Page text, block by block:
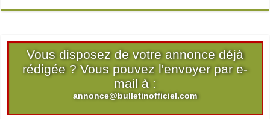
Vous disposez de votre annonce déjà
rédigée ? Vous pouvez l'envoyer par e-
mail à :
annonce@bulletinofficiel.com